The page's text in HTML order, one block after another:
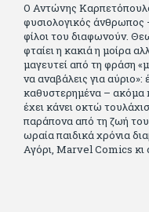
Ο Αντώνης
φυσιολογικός άνθρωπος
φίλοι του διαφωνούν.
φταίει η κακιά η μοίρα
μαγευτεί από τη φράση
να αναβάλεις για
καθυστερημένα – ακόμα
έχει κάνει οκτώ
παράπονα από τη ζωή
ωραία παιδικά χρόνια
Αγόρι, Μarvel Comics κι
Αλέξανδρο Δουμά και
τα αστυνομικά),